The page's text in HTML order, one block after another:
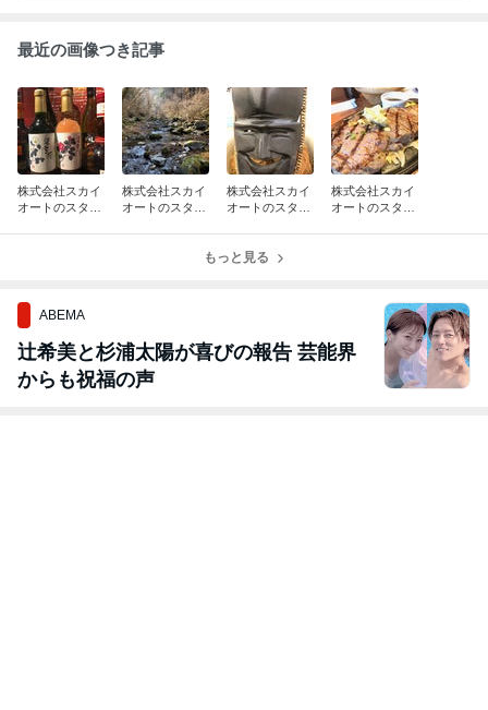
最近の画像つき記事
株式会社スカイ
オートのスタッ
株式会社スカイ
オートのスタッ
株式会社スカイ
オートのスタッ
車 販売 買取 中
株式会社スカイ
オートのスタッ
もっと見る
ABEMA
辻希美と杉浦太陽が喜びの報告 芸能界
からも祝福の声